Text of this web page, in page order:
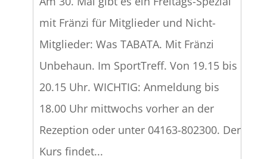
mit Fränzi für Mitglieder und Nicht-
Mitglieder: Was TABATA. Mit Fränzi
Unbehaun. Im SportTreff. Von 19.15 bis
20.15 Uhr. WICHTIG: Anmeldung bis
18.00 Uhr mittwochs vorher an der
Rezeption oder unter 04163-802300. Der
Kurs findet...